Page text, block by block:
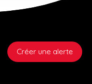
Créer une alerte